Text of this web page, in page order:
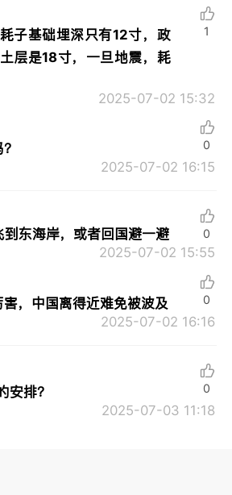
子基础埋深只有12寸，政
层是18寸，一旦地震，耗
2025-07-02 15:32
1
2025-07-02 16:15
0
东海岸，或者回国避一避
2025-07-02 15:55
0
害，中国离得近难免被波及
2025-07-02 16:16
0
安排？
2025-07-03 11:18
0